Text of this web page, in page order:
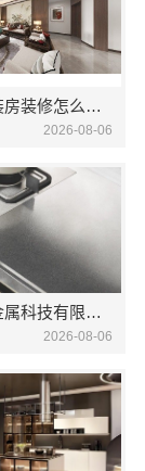
南湖区精装房装修怎么样，嘉兴家美建材科技有限公司口碑见证
2026-08-06
江苏东钢金属科技有限公司本地全屋不锈钢定制生产商
2026-08-06